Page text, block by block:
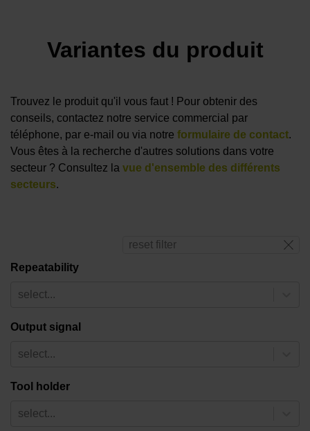
Variantes du produit
Trouvez le produit qu'il vous faut ! Pour obtenir des
conseils, contactez notre service commercial par
téléphone, par e-mail ou via notre formulaire de contact.
Vous êtes à la recherche d'autres solutions dans votre
secteur ? Consultez la vue d'ensemble des différents
secteurs.
reset filter
Repeatability
select...
Output signal
select...
Tool holder
select...